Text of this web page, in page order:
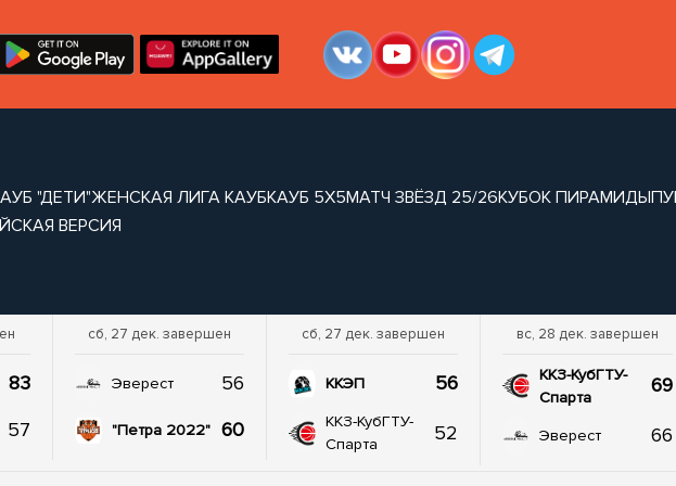
"ДЕТИ"ЖЕНСКАЯ ЛИГА КАУБКАУБ 5Х5МАТЧ ЗВЁЗД 25/26КУБОК ПИРАМИДЫ
ВЕРСИЯ
83
57
сб, 27 дек. завершен
Эверест 56
"Петра 2022" 60
сб, 27 дек. завершен
ККЭП 56
ККЗ-КубГТУ-
Спарта
52
вс, 28 дек. завершен
ККЗ-КубГТУ-
Спарта
69
Эверест 66